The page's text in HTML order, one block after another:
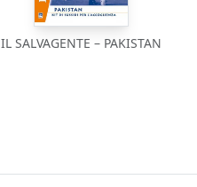
IL SALVAGENTE – PAKISTAN